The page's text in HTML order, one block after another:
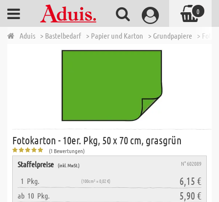
Aduis > Bastelbedarf > Papier und Karton > Grundpapiere >
Fotokarton - 10er. Pkg, 50 x 70 cm, grasgrün
(1 Bewertungen)
Staffelpreise (inkl. MwSt.) N° 602089
1 Pkg. (100cm² = 0,02 €) 6,15 €
ab 10 Pkg. 5,90 €
0